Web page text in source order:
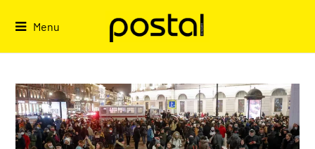
Menu